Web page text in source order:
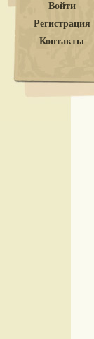
Войти
Регистрация
Контакты